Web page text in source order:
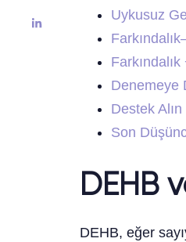
Uykusuz
Denemeye
Destek Alın
Son
DEHB
DEHB, eğer